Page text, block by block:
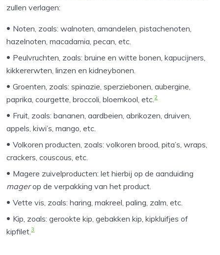
zullen verlagen:
Noten, zoals: walnoten, amandelen, pistachenoten,
hazelnoten, macadamia, pecan, etc.
Peulvruchten, zoals: bruine en witte bonen, kapucijners,
kikkererwten, linzen en kidneybonen.
Groenten, zoals: spinazie, sperziebonen, aubergine,
paprika, courgette, broccoli, bloemkool, etc.2
Fruit, zoals: bananen, aardbeien, abrikozen, druiven,
appels, kiwi’s, mango, etc.
Volkoren producten, zoals: volkoren brood, pita’s, wraps,
crackers, couscous, etc.
Magere zuivelproducten: let hierbij op de aanduiding
magerop de verpakking van het product.
Vette vis, zoals: haring, makreel, paling, zalm, etc.
Kip, zoals: gerookte kip, gebakken kip, kipkluifjes of
kipfilet.3